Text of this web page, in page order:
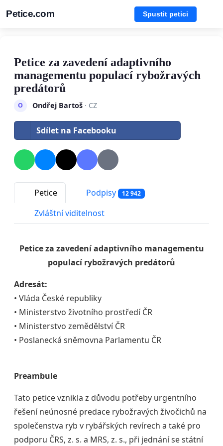
Petice.com Spustit petici
Petice za zavedení adaptivního
managementu populací rybožravých
predátorů
O Ondřej Bartoš· CZ
Sdílet na Facebooku
Petice Podpisy 12 942
Zvláštní viditelnost
Petice za zavedení adaptivního managementu
populací rybožravých predátorů
Adresát:
• Vláda České republiky
• Ministerstvo životního prostředí ČR
• Ministerstvo zemědělství ČR
• Poslanecká sněmovna Parlamentu ČR
Preambule
Tato petice vznikla z důvodu potřeby urgentního
řešení neúnosné predace rybožravých živočichů na
společenstva ryb v rybářských revírech a také pro
podporu ČRS, z. s. a MRS, z. s., při jednání se státní